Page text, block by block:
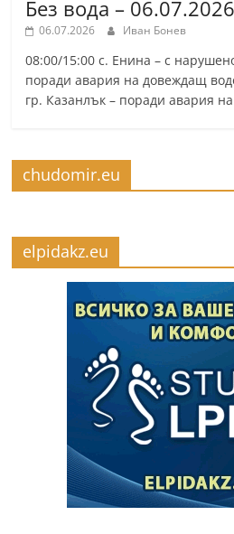
Без вода – 06.07.2026
06.07.2026 Иван Бонев
08:00/15:00 с. Енина – с
поради авария на довеждащ
гр. Казанлък – поради авария
chudomir.eu
elpidakz.eu